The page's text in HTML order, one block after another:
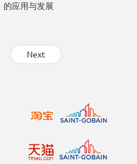
的应用与发展
Next